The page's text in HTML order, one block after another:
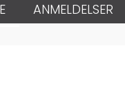
ANMELDELSER